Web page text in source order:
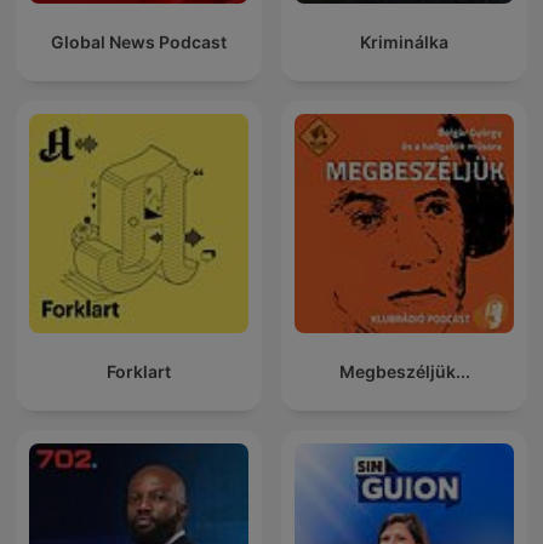
Global News Podcast Kriminálka
Forklart Megbeszéljük...